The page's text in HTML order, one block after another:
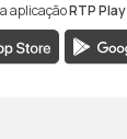
aplicaçãoRTP Play